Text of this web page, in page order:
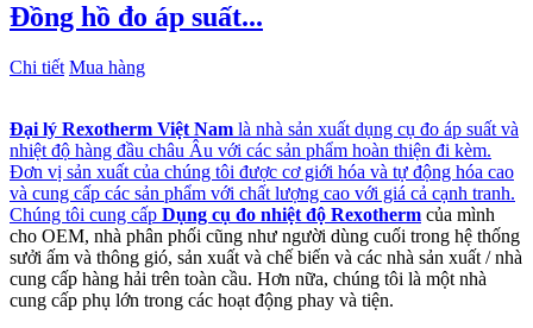
Đồng hồ đo áp suất...
Chi tiết Mua hàng
Đại lý Rexotherm Việt Nam là nhà sản xuất dụng cụ đo áp suất và
nhiệt độ hàng đầu châu Âu với các sản phẩm hoàn thiện đi kèm.
Đơn vị sản xuất của chúng tôi được cơ giới hóa và tự động hóa cao
và cung cấp các sản phẩm với chất lượng cao với giá cả cạnh tranh.
Chúng tôi cung cấp Dụng cụ đo nhiệt độ Rexotherm của mình
cho OEM, nhà phân phối cũng như người dùng cuối trong hệ thống
sưởi ấm và thông gió, sản xuất và chế biến và các nhà sản xuất / nhà
cung cấp hàng hải trên toàn cầu. Hơn nữa, chúng tôi là một nhà
cung cấp phụ lớn trong các hoạt động phay và tiện.